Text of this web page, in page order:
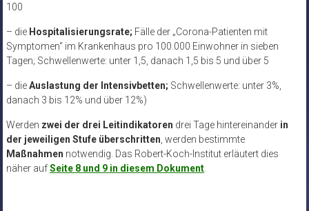
100
– die Hospitalisierungsrate; Fälle der „Corona-Patienten mit
Symptomen“ im Krankenhaus pro 100.000 Einwohner in sieben
Tagen; Schwellenwerte: unter 1,5, danach 1,5 bis 5 und über 5
– dieAuslastung der Intensivbetten; Schwellenwerte: unter 3%,
danach 3 bis 12% und über 12%)
Werden zwei der drei Leitindikatoren drei Tage hintereinander in
der jeweiligen Stufe überschritten , werden bestimmte
Maßnahmen notwendig. Das Robert-Koch-Institut erläutert dies
näher aufSeite 8 und 9 in diesem Dokument.